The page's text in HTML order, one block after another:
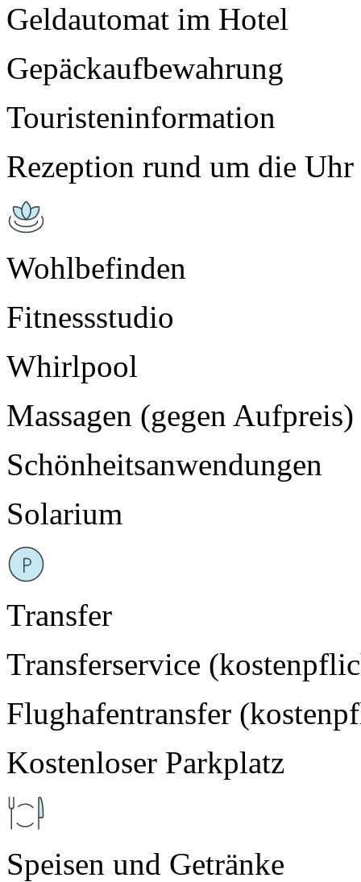
Geldautomat im Hotel
Gepäckaufbewahrung
Touristeninformation
Rezeption rund um die
Wohlbefinden
Fitnessstudio
Whirlpool
Massagen (gegen Aufpreis)
Schönheitsanwendungen
Solarium
Transfer
Transferservice
Flughafentransfer
Kostenloser Parkplatz
Speisen und Getränke